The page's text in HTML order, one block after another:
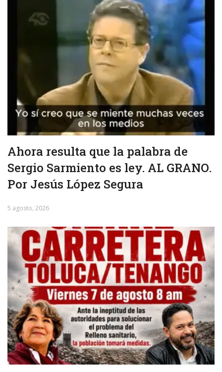
Ahora resulta que la palabra de
Sergio Sarmiento es ley. AL GRANO.
Por Jesús López Segura
5 agosto, 2026